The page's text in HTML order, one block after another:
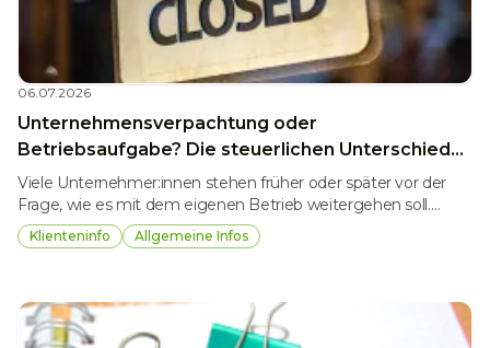
06.07.2026
Unternehmensverpachtung oder
Betriebsaufgabe? Die steuerlichen Unterschiede
im Überblick
Viele Unternehmer:innen stehen früher oder später vor der
Frage, wie es mit dem eigenen Betrieb weitergehen soll.
Besonders im Zuge einer Pensionierung, einer geplanten
Unternehmensnachfolge oder einer beruflichen
Varianten unterschiedliche steuerliche Folgen haben, sollte die
Entscheidung sorgfältig geprüft werden.
Klienteninfo Allgemeine Infos